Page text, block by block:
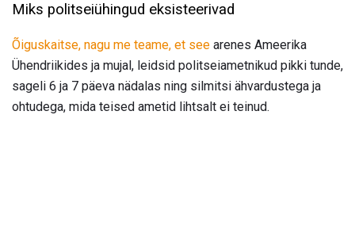
Miks politseiühingud eksisteerivad
Õiguskaitse, nagu me teame, et see arenes Ameerika
Ühendriikides ja mujal, leidsid politseiametnikud pikki tunde,
sageli 6 ja 7 päeva nädalas ning silmitsi ähvardustega ja
ohtudega, mida teised ametid lihtsalt ei teinud.